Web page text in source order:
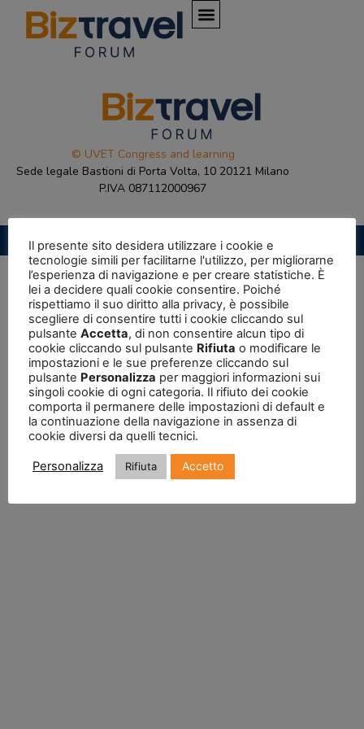
© UVET Congress and learning
Sede legale Bastioni di Porta Volta, 10 20121 Milano
P.IVA 087112000967
Privacy Policy | Cookie Policy
Il presente sito desidera utilizzare i cookie e
tecnologie simili per facilitarne l'utilizzo, per migliorarne
l’esperienza di navigazione e per creare statistiche. È
lei a decidere quali cookie consentire. Poiché
rispettiamo il suo diritto alla privacy, è possibile
scegliere di consentire tutti i cookie cliccando sul
pulsante Accetta, di non consentire alcun tipo di
cookie cliccando sul pulsante Rifiuta o modificare le
impostazioni e le sue preferenze cliccando sul
pulsante Personalizza per maggiori informazioni sui
singoli cookie di ogni categoria. Il rifiuto dei cookie
comporta il permanere delle impostazioni di default e
la continuazione della navigazione in assenza di
cookie diversi da quelli tecnici.
Personalizza Rifiuta Accetto